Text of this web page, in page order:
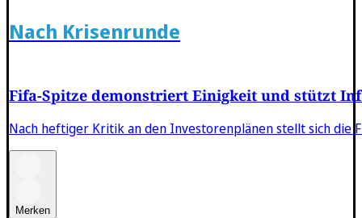
Nach Krisenrunde
Fifa-Spitze demonstriert Einigkeit und stützt
Nach heftiger Kritik an den Investorenplänen stellt sich
Merken